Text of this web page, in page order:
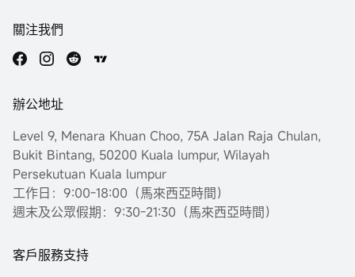
關注我們
辦公地址
Level 9, Menara Khuan Choo, 75A Jalan Raja Chulan,
Bukit Bintang, 50200 Kuala lumpur, Wilayah
Persekutuan Kuala lumpur
工作日：9:00-18:00（馬來西亞時間）
週末及公眾假期：9:30-21:30（馬來西亞時間）
客戶服務支持